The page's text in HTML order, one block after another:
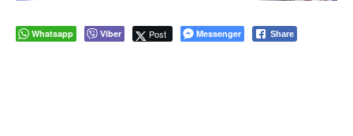
Whatsapp Viber Post Messenger Share